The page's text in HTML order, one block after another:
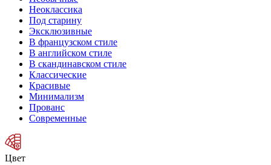
Неоклассика
Под старину
Эксклюзивные
В французском стиле
В английском стиле
В скандинавском стиле
Классические
Красивые
Минимализм
Прованс
Современные
Цвет